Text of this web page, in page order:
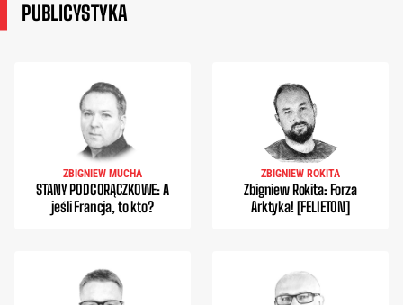
PUBLICYSTYKA
ZBIGNIEW MUCHA
STANY PODGORĄCZKOWE: A
jeśli Francja, to kto?
ZBIGNIEW ROKITA
Zbigniew Rokita: Forza
Arktyka! [FELIETON]